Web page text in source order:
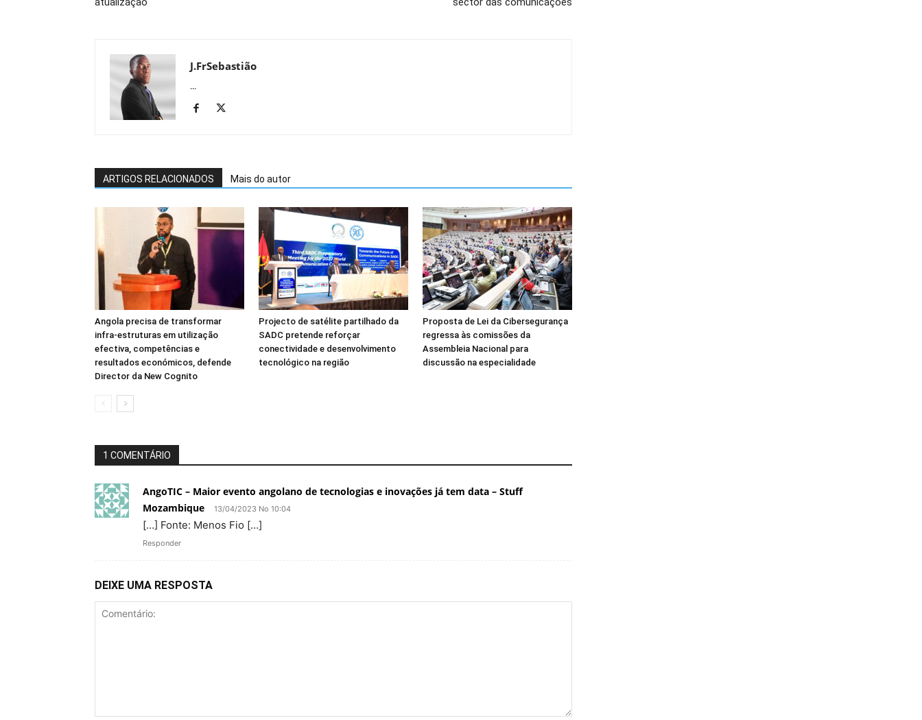
J.FrSebastião
...
ARTIGOS RELACIONADOS Mais do autor
Angola precisa de transformar
infra-estruturas em utilização
efectiva, competências e
resultados económicos, defende
Director da New Cognito
Projecto de satélite partilhado da
SADC pretende reforçar
conectividade e desenvolvimento
tecnológico na região
Proposta de Lei da Cibersegurança
regressa às comissões da
Assembleia Nacional para
discussão na especialidade
1 COMENTÁRIO
AngoTIC – Maior evento angolano de tecnologias e inovações já tem data – Stuff
Mozambique
13/04/2023 No 10:04
[…] Fonte: Menos Fio […]
Responder
DEIXE UMA RESPOSTA